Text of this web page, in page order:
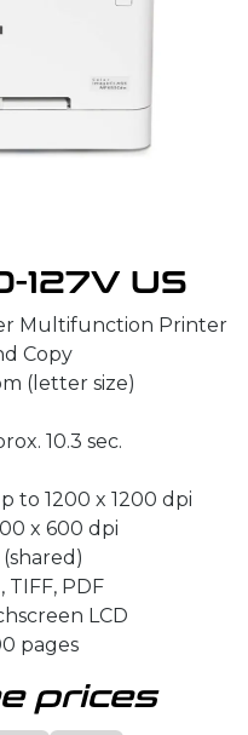
127V US
Multifunction Printer
Copy
(letter size)
10.3 sec.
to 1200 x 1200 dpi
x 600 dpi
TIFF, PDF
LCD
pages
prices